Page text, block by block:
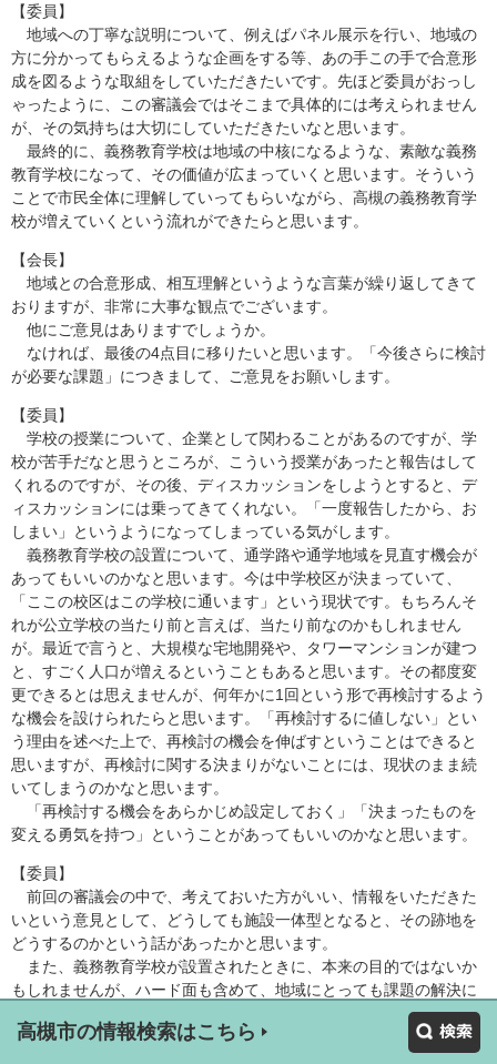
高槻市の情報検索はこちら
【委員】
地域への丁寧な説明について、例えばパネル展示を行い、地域の
方に分かってもらえるような企画をする等、あの手この手で合意形
成を図るような取組をしていただきたいです。先ほど委員がおっし
ゃったように、この審議会ではそこまで具体的には考えられません
が、その気持ちは大切にしていただきたいなと思います。
最終的に、義務教育学校は地域の中核になるような、素敵な義務
教育学校になって、その価値が広まっていくと思います。そういう
ことで市民全体に理解していってもらいながら、高槻の義務教育学
校が増えていくという流れができたらと思います。
【会長】
地域との合意形成、相互理解というような言葉が繰り返してきて
おりますが、非常に大事な観点でございます。
他にご意見はありますでしょうか。
なければ、最後の4点目に移りたいと思います。「今後さらに検討
が必要な課題」につきまして、ご意見をお願いします。
【委員】
学校の授業について、企業として関わることがあるのですが、学
校が苦手だなと思うところが、こういう授業があったと報告はして
くれるのですが、その後、ディスカッションをしようとすると、デ
ィスカッションには乗ってきてくれない。「一度報告したから、お
しまい」というようになってしまっている気がします。
義務教育学校の設置について、通学路や通学地域を見直す機会が
あってもいいのかなと思います。今は中学校区が決まっていて、
「ここの校区はこの学校に通います」という現状です。もちろんそ
れが公立学校の当たり前と言えば、当たり前なのかもしれません
が。最近で言うと、大規模な宅地開発や、タワーマンションが建つ
と、すごく人口が増えるということもあると思います。その都度変
更できるとは思えませんが、何年かに1回という形で再検討するよう
な機会を設けられたらと思います。「再検討するに値しない」とい
う理由を述べた上で、再検討の機会を伸ばすということはできると
思いますが、再検討に関する決まりがないことには、現状のまま続
いてしまうのかなと思います。
「再検討する機会をあらかじめ設定しておく」「決まったものを
変える勇気を持つ」ということがあってもいいのかなと思います。
【委員】
前回の審議会の中で、考えておいた方がいい、情報をいただきた
いという意見として、どうしても施設一体型となると、その跡地を
どうするのかという話があったかと思います。
また、義務教育学校が設置されたときに、本来の目的ではないか
もしれませんが、ハード面も含めて、地域にとっても課題の解決に
繋がるようなものであったほうがいいなと思います。本質はやは
り、子どもたちがこれから社会に旅立つための必要な準備をよりよ
くできるというところ等、そういった部分であるとは思います。し